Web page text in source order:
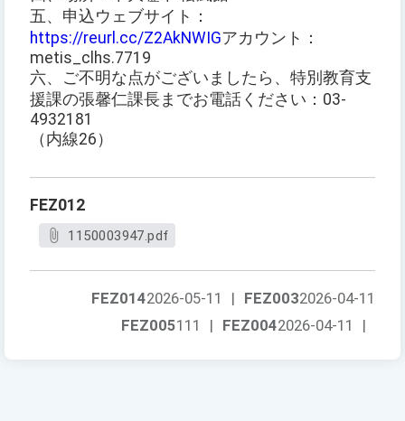
五、申込ウェブサイト：
https://reurl.cc/Z2AkNWIGアカウント：
metis_clhs.7719
六、ご不明な点がございましたら、特別教育支
援課の張馨仁課長までお電話ください：03-
4932181
（内線26）
FEZ012
1150003947.pdf
FEZ0032026-04-11
FEZ0142026-05-11
|
FEZ0042026-04-11 |
FEZ005111 |